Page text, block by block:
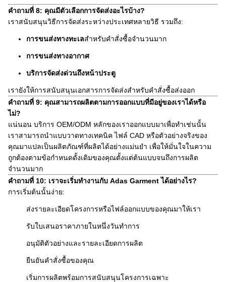
คำถามที่ 8: คุณมีตัวเลือกการจัดส่งอะไรบ้าง?
เราสนับสนุนวิธีการจัดส่งระหว่างประเทศหลายวิธี รวมถึง:
การขนส่งทางทะเลสำหรับคำสั่งซื้อจำนวนมาก
การขนส่งทางอากาศ
บริการจัดส่งด่วนถึงหน้าประตู
เรายังให้การสนับสนุนเอกสารการจัดส่งสำหรับคำสั่งซื้อส่งออก
คำถามที่ 9: คุณสามารถผลิตตามการออกแบบที่มีอยู่ของเราได้หรือ
ไม่?
แน่นอน บริการ OEM/ODM หลักของเราออกแบบมาเพื่อทำเช่นนั้น
เราสามารถนำแบบวาดทางเทคนิค ไฟล์ CAD หรือตัวอย่างจริงของ
คุณมาแปลเป็นผลิตภัณฑ์ที่ผลิตได้อย่างแม่นยำ เพื่อให้มั่นใจในความ
ถูกต้องตามข้อกำหนดดั้งเดิมของคุณตั้งแต่ต้นแบบจนถึงการผลิต
จำนวนมาก
คำถามที่ 10: เราจะเริ่มทำงานกับ Adas Garment ได้อย่างไร?
การเริ่มต้นนั้นง่าย:
ส่งรายละเอียดโครงการหรือไฟล์ออกแบบของคุณมาให้เรา
รับใบเสนอราคาภายในหนึ่งวันทำการ
อนุมัติตัวอย่างและรายละเอียดการผลิต
ยืนยันคำสั่งซื้อของคุณ
เริ่มการผลิตพร้อมการสนับสนุนโครงการเฉพาะ